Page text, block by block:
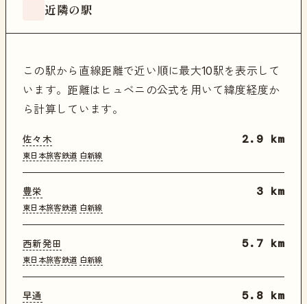
近隣の駅
この駅から直線距離で近い順に最大10駅を表示して
います。距離はヒュベニの公式を用いて緯度経度か
ら計算しています。
佐々木
東日本旅客鉄道 白新線
2.9 km
豊栄
東日本旅客鉄道 白新線
3 km
西新発田
東日本旅客鉄道 白新線
5.7 km
早通 5.8 km